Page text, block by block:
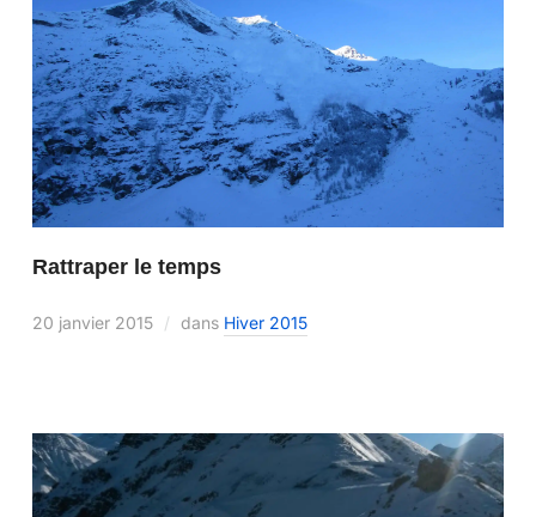
Rattraper le temps
20 janvier 2015 dans Hiver 2015